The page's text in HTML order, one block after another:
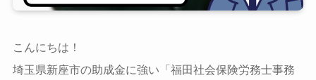
こんにちは！
埼玉県新座市の助成金に強い「福田社会保険労務士事務